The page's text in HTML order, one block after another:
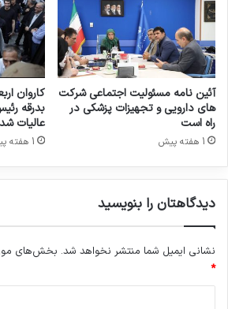
ا
م
ت
ف
ق
ر
ا
آئین نامه مسئولیت اجتماعی شرکت
های دارویی و تجهیزات پزشکی در
راه است
1 هفته پیش
کاروان
بدرقه
عالیات
1 هفته پیش
دیدگاهتان را بنویسید
نشانی ایمیل شما منتشر نخواهد شد. بخش‌های
*